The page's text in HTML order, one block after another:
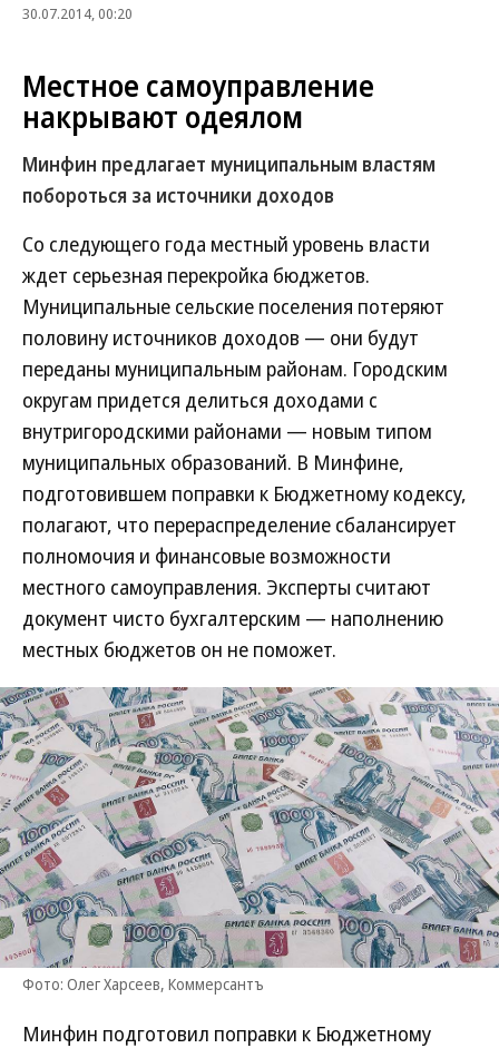
30.07.2014, 00:20
Местное самоуправление
накрывают одеялом
Минфин предлагает муниципальным властям
побороться за источники доходов
Со следующего года местный уровень власти
ждет серьезная перекройка бюджетов.
Муниципальные сельские поселения потеряют
половину источников доходов — они будут
переданы муниципальным районам. Городским
округам придется делиться доходами с
внутригородскими районами — новым типом
муниципальных образований. В Минфине,
подготовившем поправки к Бюджетному кодексу,
полагают, что перераспределение сбалансирует
полномочия и финансовые возможности
местного самоуправления. Эксперты считают
документ чисто бухгалтерским — наполнению
местных бюджетов он не поможет.
Фото: Олег Харсеев, Коммерсантъ
Минфин подготовил поправки к Бюджетному